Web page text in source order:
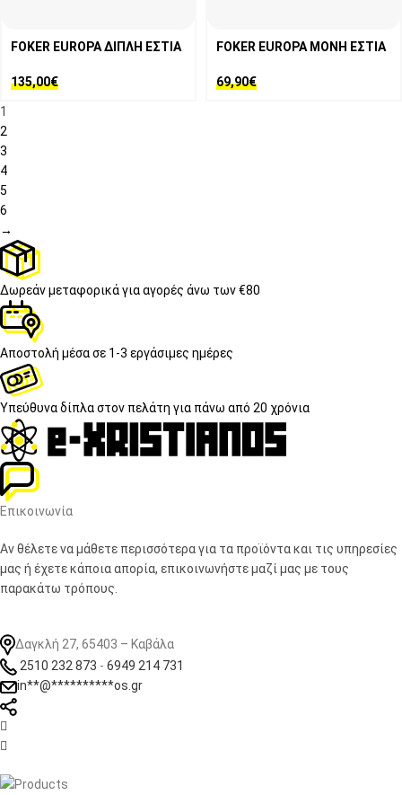
FOKER EUROPA ΔΙΠΛΗ ΕΣΤΙΑ
135,00€
FOKER EUROPA ΜΟΝΗ ΕΣΤΙΑ
69,90€
1
2
3
4
5
6
→
Δωρεάν μεταφορικάγια αγορές άνω των €80
Αποστολή μέσα σε 1-3 εργάσιμες ημέρες
Υπεύθυνα δίπλα στον πελάτη για πάνω από 20 χρόνια
Επικοινωνία
Αν θέλετε να μάθετε περισσότερα για τα προϊόντα και τις υπηρεσίες
μας ή έχετε κάποια απορία, επικοινωνήστε μαζί μας με τους
παρακάτω τρόπους.
Δαγκλή 27, 65403 – Καβάλα
2510 232 873 - 6949 214 731
in**@**********os.gr

